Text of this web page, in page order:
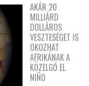
AKÁR 20
MILLIÁRD
DOLLÁROS
VESZTESÉGET IS
OKOZHAT
AFRIKÁNAK A
KÖZELGŐ EL
NIÑO